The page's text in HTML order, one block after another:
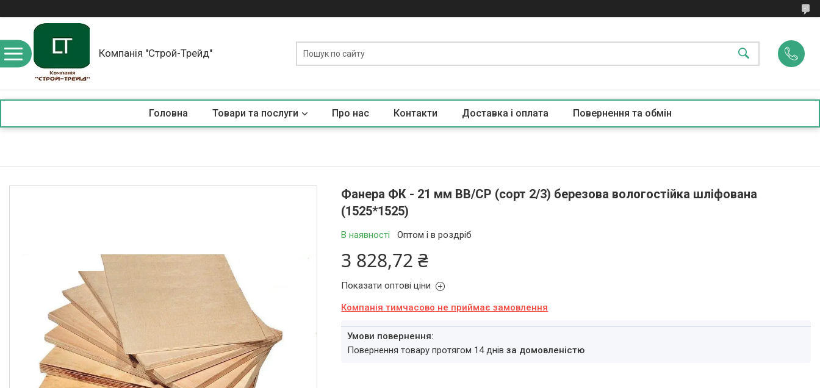
Компанія "Строй-Трейд"
Головна Товари та послуги Про нас Контакти Доставка і оплата Повернення та обмін
Фанера ФК - 21 мм ВВ/СР (сорт 2/3) березова вологостійка шліфована
(1525*1525)
В наявності Оптом і в роздріб
3 828,72 ₴
Показати оптові ціни
Компанія тимчасово не приймає замовлення
повернення товару протягом 14 днівза домовленістю